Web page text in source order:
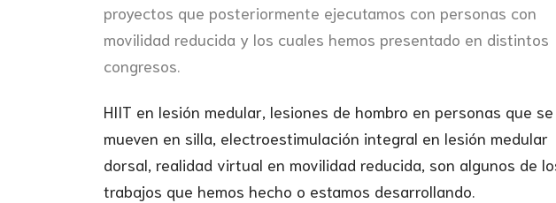
proyectos que posteriormente ejecutamos con personas con
movilidad reducida y los cuales hemos presentado en distintos
congresos.
HIIT en lesión medular, lesiones de hombro en personas que se
mueven en silla, electroestimulación integral en lesión medular
dorsal, realidad virtual en movilidad reducida, son algunos de
trabajos que hemos hecho o estamos desarrollando.